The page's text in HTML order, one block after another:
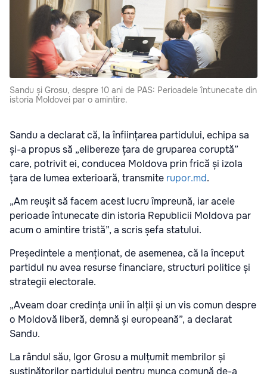
Sandu și Grosu, despre 10 ani de PAS: Perioadele întunecate din
istoria Moldovei par o amintire.
Sandu a declarat că, la înființarea partidului, echipa sa
și-a propus să „elibereze țara de gruparea coruptă”
care, potrivit ei, conducea Moldova prin frică și izola
țara de lumea exterioară, transmite rupor.md.
„Am reușit să facem acest lucru împreună, iar acele
perioade întunecate din istoria Republicii Moldova par
acum o amintire tristă”, a scris șefa statului.
Președintele a menționat, de asemenea, că la început
partidul nu avea resurse financiare, structuri politice și
strategii electorale.
„Aveam doar credința unii în alții și un vis comun despre
o Moldovă liberă, demnă și europeană”, a declarat
Sandu.
La rândul său, Igor Grosu a mulțumit membrilor și
susținătorilor partidului pentru munca comună de-a